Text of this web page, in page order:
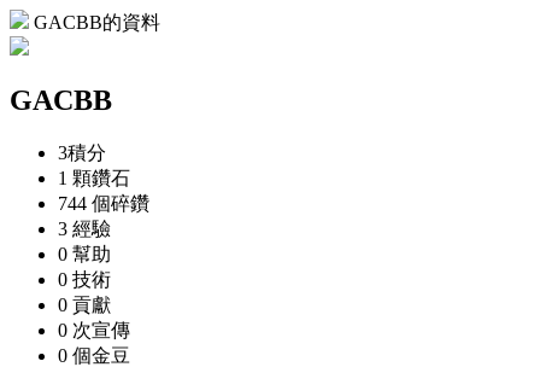
GACBB的資料
GACBB
3積分
1 顆鑽石
744 個碎鑽
3 經驗
0 幫助
0 技術
0 貢獻
0 次宣傳
0 個金豆